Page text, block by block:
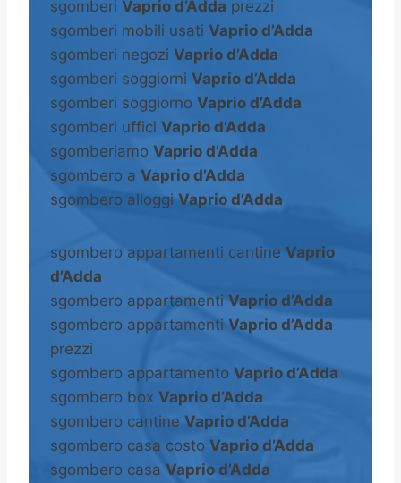
sgomberi Vaprio d’Adda prezzi
sgomberi mobili usati Vaprio d’Adda
sgomberi negozi Vaprio d’Adda
sgomberi soggiorni Vaprio d’Adda
sgomberi soggiorno Vaprio d’Adda
sgomberi uffici Vaprio d’Adda
sgomberiamo Vaprio d’Adda
sgombero a Vaprio d’Adda
sgombero alloggi Vaprio d’Adda
sgombero appartamenti cantine Vaprio
d’Adda
sgombero appartamenti Vaprio d’Adda
sgombero appartamenti Vaprio d’Adda
prezzi
sgombero appartamento Vaprio d’Adda
sgombero box Vaprio d’Adda
sgombero cantine Vaprio d’Adda
sgombero casa costo Vaprio d’Adda
sgombero casa Vaprio d’Adda